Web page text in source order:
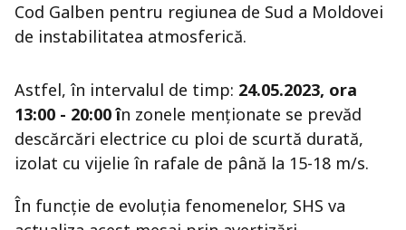
Cod Galben pentru regiunea de Sud a Moldovei
de instabilitatea atmosferică.
Astfel, în intervalul de timp: 24.05.2023, ora
13:00 - 20:00 în zonele menționate se prevăd
descărcări electrice cu ploi de scurtă durată,
izolat cu vijelie în rafale de până la 15-18 m/s.
În funcţie de evoluţia fenomenelor, SHS va